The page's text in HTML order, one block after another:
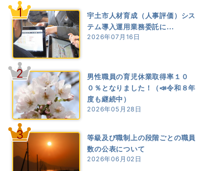
1
宇土市人材育成（人事評価）シス
テム導入運用業務委託に...
2026年07月16日
2
男性職員の育児休業取得率１０
０％となりました！（📣令和８年
度も継続中）
2026年05月28日
3
等級及び職制上の段階ごとの職員
数の公表について
2026年06月02日